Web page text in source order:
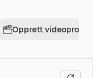
Opprett